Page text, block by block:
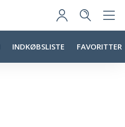
INDKØBSLISTE FAVORITTER